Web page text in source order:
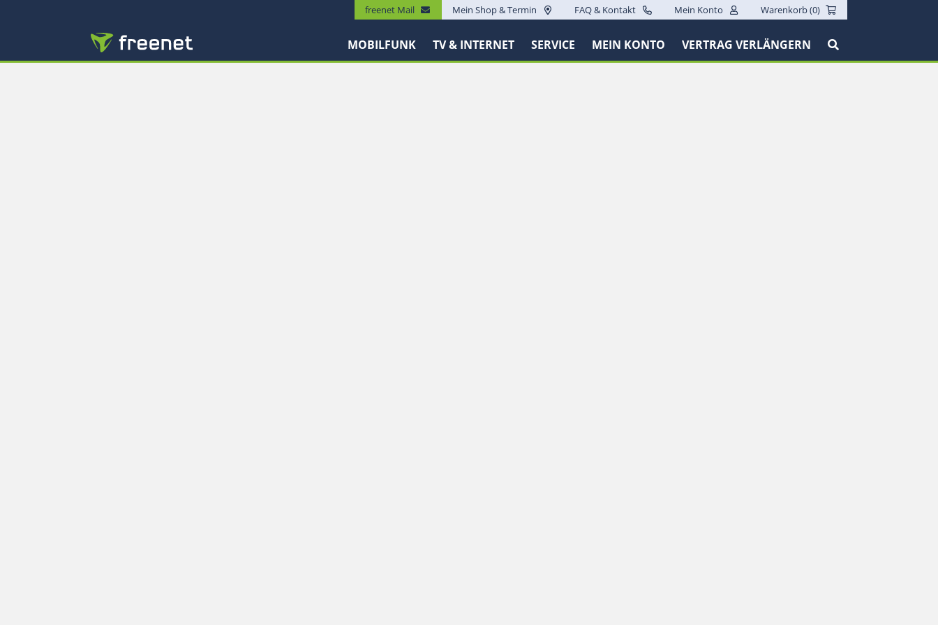
freenet Mail Mein Shop & Termin FAQ & Kontakt Mein Konto Warenkorb (0)
MOBILFUNK TV & INTERNET SERVICE MEIN KONTO VERTRAG VERLÄNGERN